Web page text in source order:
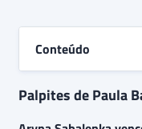
Sabalenka vence
Conteúdo
Palpites de Paula